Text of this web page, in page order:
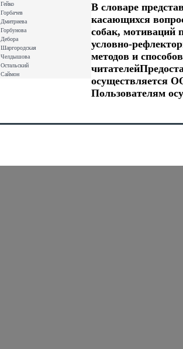
Гейко
Горбачев
Дмитриева
Горбунова
Дебора
Шаргородская
Челдышова
Остальский
Саймон
В словаре
касающихся
собак, мотиваций
условно-
методов и
осуществляется
Пользователям